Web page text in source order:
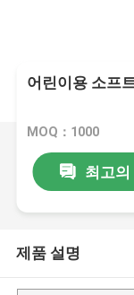
어린이용 소프
MOQ：1000
최고의
제품 설명